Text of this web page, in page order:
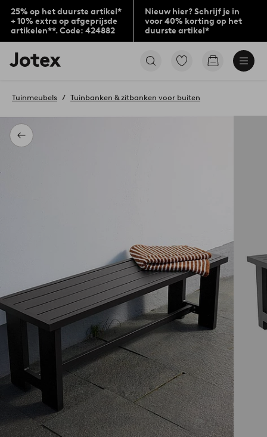
25% op het duurste artikel*
+ 10% extra op afgeprijsde
artikelen**. Code: 424882
Nieuw hier? Schrijf je in
voor 40% korting op het
duurste artikel*
Jotex
logo
to
home
page
Ga
gemarkeerde
Go
Terug
Tuinmeubels Tuinbanken & zitbanken voor buiten